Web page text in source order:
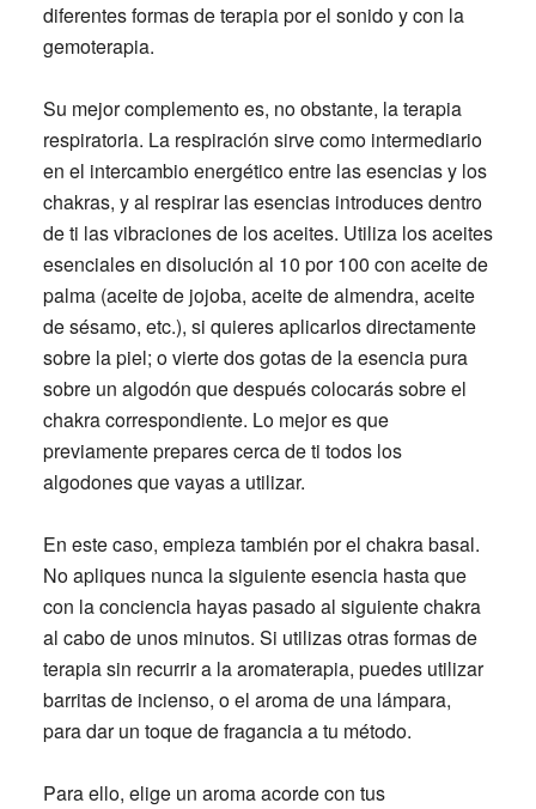
diferentes formas de terapia por el sonido y con la
gemoterapia.
Su mejor complemento es, no obstante, la terapia
respiratoria. La respiración sirve como intermediario
en el intercambio energético entre las esencias y los
chakras, y al respirar las esencias introduces dentro
de ti las vibraciones de los aceites. Utiliza los aceites
esenciales en disolución al 10 por 100 con aceite de
palma (aceite de jojoba, aceite de almendra, aceite
de sésamo, etc.), si quieres aplicarlos directamente
sobre la piel; o vierte dos gotas de la esencia pura
sobre un algodón que después colocarás sobre el
chakra correspondiente. Lo mejor es que
previamente prepares cerca de ti todos los
algodones que vayas a utilizar.
En este caso, empieza también por el chakra basal.
No apliques nunca la siguiente esencia hasta que
con la conciencia hayas pasado al siguiente chakra
al cabo de unos minutos. Si utilizas otras formas de
terapia sin recurrir a la aromaterapia, puedes utilizar
barritas de incienso, o el aroma de una lámpara,
para dar un toque de fragancia a tu método.
Para ello, elige un aroma acorde con tus